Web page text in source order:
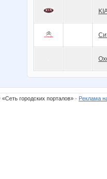
городских порталов» · Реклама